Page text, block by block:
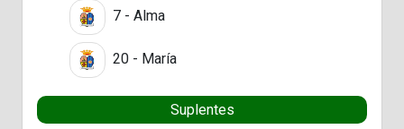
7 - Alma
20 - María
Suplentes